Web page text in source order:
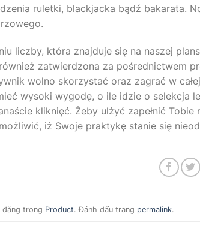
ruletki, blackjacka bądź bakarata.
liczby, która znajduje się na naszej
zatwierdzona za pośrednictwem
wolno skorzystać oraz zagrać w
wysoki wygodę, o ile idzie o selekcja
kliknięć. Żeby ulżyć zapełnić
iż Swoje praktykę stanie się
đăng trong Product. Đánh dấu trang permalink.